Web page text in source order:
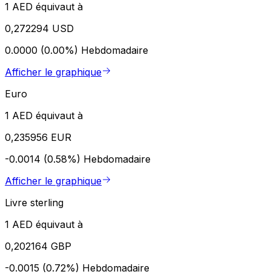
1 AED équivaut à
0,272294 USD
0.0000 (0.00%) Hebdomadaire
Afficher le graphique
Euro
1 AED équivaut à
0,235956 EUR
-0.0014 (0.58%) Hebdomadaire
Afficher le graphique
Livre sterling
1 AED équivaut à
0,202164 GBP
-0.0015 (0.72%) Hebdomadaire